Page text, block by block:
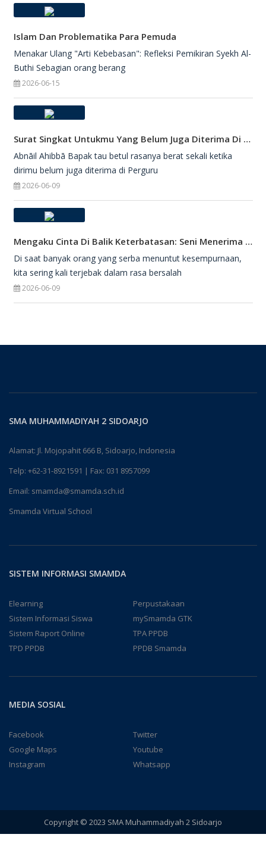
Islam Dan Problematika Para Pemuda
Menakar Ulang "Arti Kebebasan": Refleksi Pemikiran Syekh Al-
Buthi Sebagian orang berang
2026-06-15
Surat Singkat Untukmu Yang Belum Juga Diterima Di Perguruan Tinggi
Abnāil Ahibbā Bapak tau betul rasanya berat sekali ketika
dirimu belum juga diterima di Perguru
2026-06-09
Mengaku Cinta Di Balik Keterbatasan: Seni Menerima Diri Di Hadapan Ilahi
Di saat banyak orang yang serba menuntut kesempurnaan,
kita sering kali terjebak dalam rasa bersalah
2026-06-09
SMA MUHAMMADIYAH 2 SIDOARJO
Alamat: Jl. Mojopahit 666 B, Sidoarjo, Indonesia
Telp: +62-31-8921591 | Fax: 031 8957099
Email: smamda@smamda.sch.id
Smamda Virtual School
SISTEM INFORMASI SMAMDA
Elearning
Perpustakaan
Sistem Informasi Siswa
mySmamda GTK
Sistem Raport Online
TPA PPDB
TPD PPDB
PPDB Smamda
MEDIA SOSIAL
Facebook
Twitter
Google Maps
Youtube
Instagram
Whatsapp
Copyright © 2023 SMA Muhammadiyah 2 Sidoarjo